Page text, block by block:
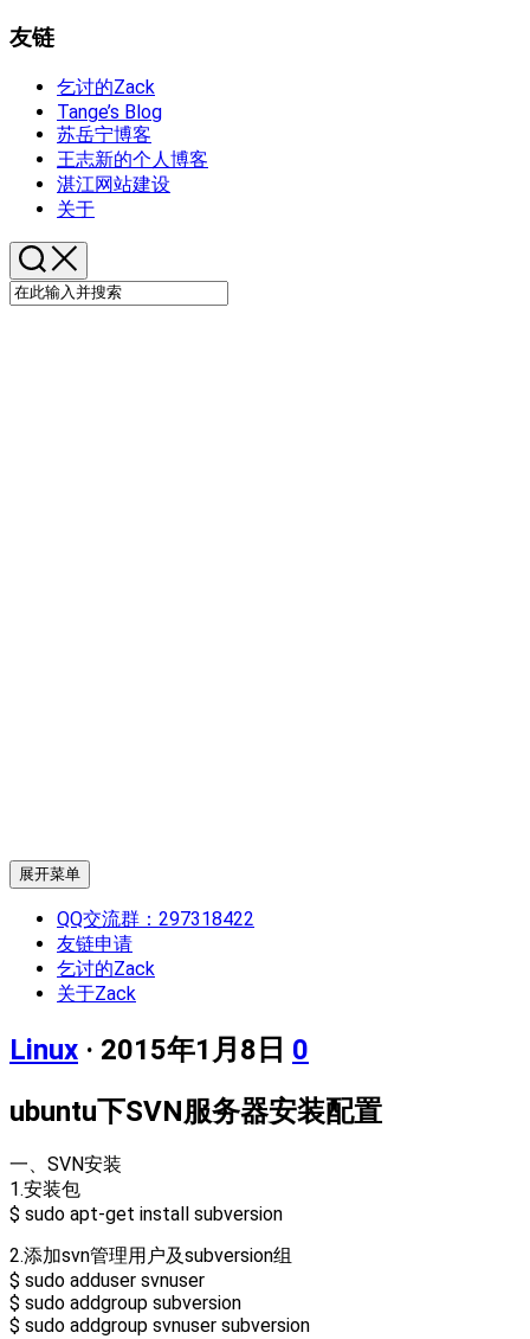
友链
乞讨的Zack
Tange’s Blog
苏岳宁博客
王志新的个人博客
湛江网站建设
关于
展开菜单
QQ交流群：297318422
友链申请
乞讨的Zack
关于Zack
Linux · 2015年1月8日 0
ubuntu下SVN服务器安装配置
一、SVN安装
1.安装包
$ sudo apt-get install subversion
2.添加svn管理用户及subversion组
$ sudo adduser svnuser
$ sudo addgroup subversion
$ sudo addgroup svnuser subversion